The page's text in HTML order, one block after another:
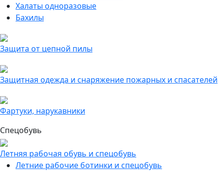
Халаты одноразовые
Бахилы
Защита от цепной пилы
Защитная одежда и снаряжение пожарных и спасателей
Фартуки, нарукавники
Спецобувь
Летняя рабочая обувь и спецобувь
Летние рабочие ботинки и спецобувь